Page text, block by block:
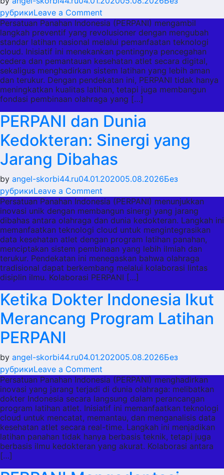
рубрикиLeave a Comment
Langkah
Preventif
PERPANI
yang
Mengubah
Standar
Latihan
Persatuan Panahan Indonesia (PERPANI) mengambil
langkah preventif yang revolusioner dengan mengubah
standar latihan nasional melalui pemanfaatan teknologi
cloud. Inisiatif ini menekankan pentingnya pencegahan
cedera dan pemantauan kesehatan atlet secara digital,
sekaligus menghadirkan sistem latihan yang lebih aman
dan terukur. Dengan pendekatan ini, PERPANI tidak hanya
meningkatkan kualitas latihan, tetapi juga membangun
fondasi pembinaan olahraga yang […]
PERPANI dan Dunia
Kedokteran: Sinergi yang
Jarang Dibahas
by angel-skorbi44.ru04.01.202005.08.2026Без
рубрикиLeave a Comment
PERPANI
dan
Dunia
Kedokteran:
Sinergi
yang
Jarang
Persatuan Panahan Indonesia (PERPANI) menunjukkan
inovasi unik dengan membangun sinergi yang jarang
dibahas antara olahraga dan dunia kedokteran. Langkah ini
memanfaatkan teknologi cloud untuk mengintegrasikan
data kesehatan atlet dengan program latihan panahan,
menciptakan sistem pembinaan yang lebih ilmiah dan
terukur. Pendekatan ini menegaskan bahwa olahraga
tradisional dapat berkembang melalui kolaborasi lintas
disiplin ilmu. Kolaborasi PERPANI […]
Ketika Dokter Indonesia Ikut
Merancang Program Latihan
PERPANI
by angel-skorbi44.ru04.01.202005.08.2026Без
рубрикиLeave a Comment
Ketika
Dokter
Indonesia
Ikut
Merancang
Program
Latihan
Persatuan Panahan Indonesia (PERPANI) menghadirkan
inovasi yang jarang terjadi di dunia olahraga: melibatkan
dokter Indonesia secara langsung dalam perancangan
program latihan atlet. Inisiatif ini memanfaatkan teknologi
cloud untuk mencatat, memantau, dan menganalisis data
kesehatan atlet secara real-time. Langkah ini menjadikan
latihan panahan tidak hanya berbasis teknik, tetapi juga
berbasis ilmu kedokteran yang akurat. Kolaborasi antara
[…]